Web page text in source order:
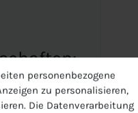
verschiedene
personenbezogene
zu personalisieren,
Die Datenverarbeitung